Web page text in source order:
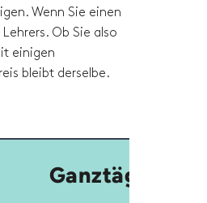
Wenn Sie einen
Ob Sie also
einigen
bleibt derselbe.
Ganztägig